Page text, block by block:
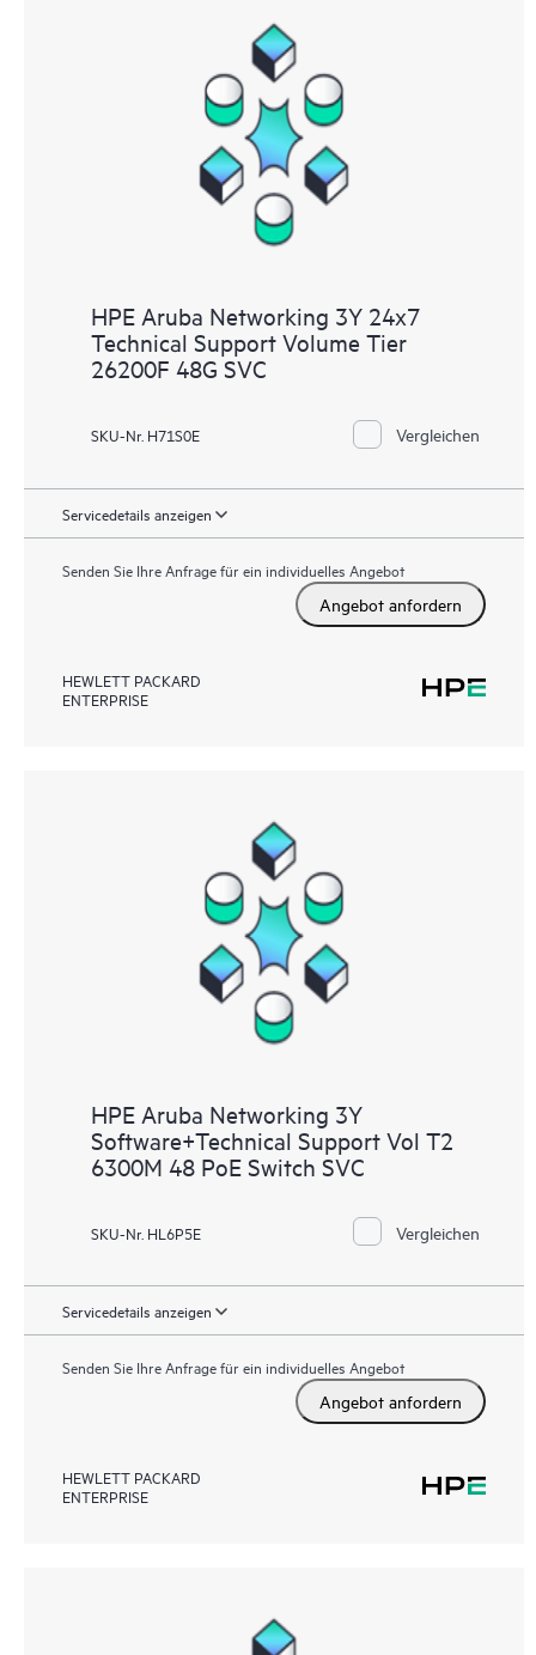
HPE Aruba Networking 3Y 24x7
Technical Support Volume Tier
26200F 48G SVC
SKU-Nr. H71S0E Vergleichen
Servicedetails anzeigen
Senden Sie Ihre Anfrage für ein individuelles Angebot
Angebot anfordern
HEWLETT PACKARD
ENTERPRISE
HPE Aruba Networking 3Y
Software+Technical Support Vol T2
6300M 48 PoE Switch SVC
SKU-Nr. HL6P5E Vergleichen
Servicedetails anzeigen
Senden Sie Ihre Anfrage für ein individuelles Angebot
Angebot anfordern
HEWLETT PACKARD
ENTERPRISE